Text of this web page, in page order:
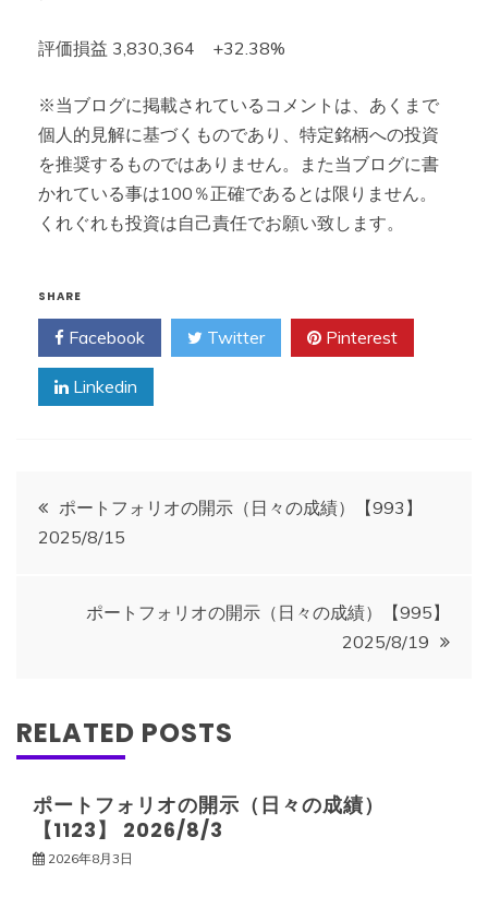
評価損益 3,830,364 +32.38%
※当ブログに掲載されているコメントは、あくまで
個人的見解に基づくものであり、特定銘柄への投資
を推奨するものではありません。また当ブログに書
かれている事は100％正確であるとは限りません。
くれぐれも投資は自己責任でお願い致します。
SHARE
Facebook Twitter Pinterest
Linkedin
投
稿
ゲ
ー
シ
ポートフォリオの開示（日々の成績）【993】
2025/8/15
ポートフォリオの開示（日々の成績）【995】
2025/8/19
RELATED POSTS
ポートフォリオの開示（日々の成績）
【1123】 2026/8/3
2026年8月3日